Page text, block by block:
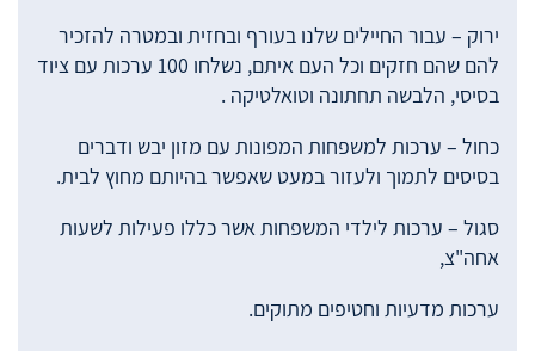
ירוק – עבור החיילים שלנו בעורף ובחזית ובמטרה להזכיר
להם שהם חזקים וכל העם איתם, נשלחו 100 ערכות עם ציוד
בסיסי, הלבשה תחתונה וטואלטיקה .
כחול – ערכות למשפחות המפונות עם מזון יבש ודברים
בסיסים לתמוך ולעזור במעט שאפשר בהיותם מחוץ לבית.
סגול – ערכות לילדי המשפחות אשר כללו פעילות לשעות
אחה"צ,
ערכות מדעיות וחטיפים מתוקים.